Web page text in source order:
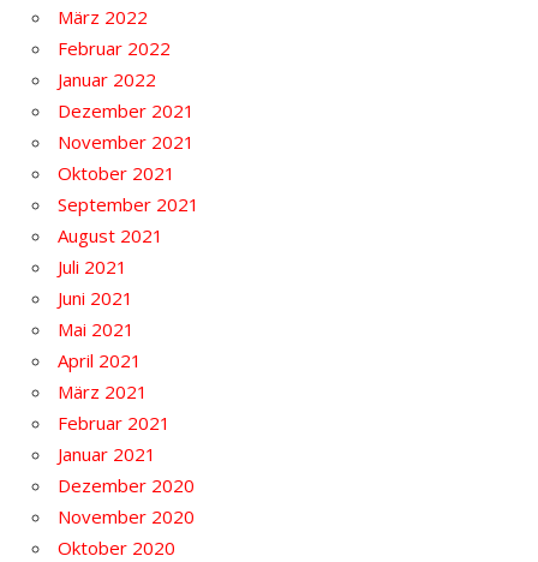
März 2022
Februar 2022
Januar 2022
Dezember 2021
November 2021
Oktober 2021
September 2021
August 2021
Juli 2021
Juni 2021
Mai 2021
April 2021
März 2021
Februar 2021
Januar 2021
Dezember 2020
November 2020
Oktober 2020